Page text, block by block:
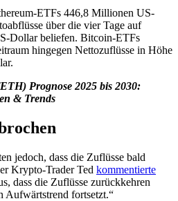
ETFs 446,8 Millionen US-
über die vier Tage auf
Dollar beliefen. Bitcoin-ETFs
hingegen Nettozuflüsse in Höhe
Prognose 2025 bis 2030:
& Trends
jedoch, dass die Zuflüsse bald
Krypto-Trader Ted kommentierte
dass die Zuflüsse zurückkehren
Aufwärtstrend fortsetzt.“